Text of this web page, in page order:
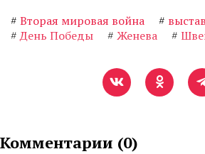
# Вторая мировая война #
# День Победы # Женева #
Комментарии (0)